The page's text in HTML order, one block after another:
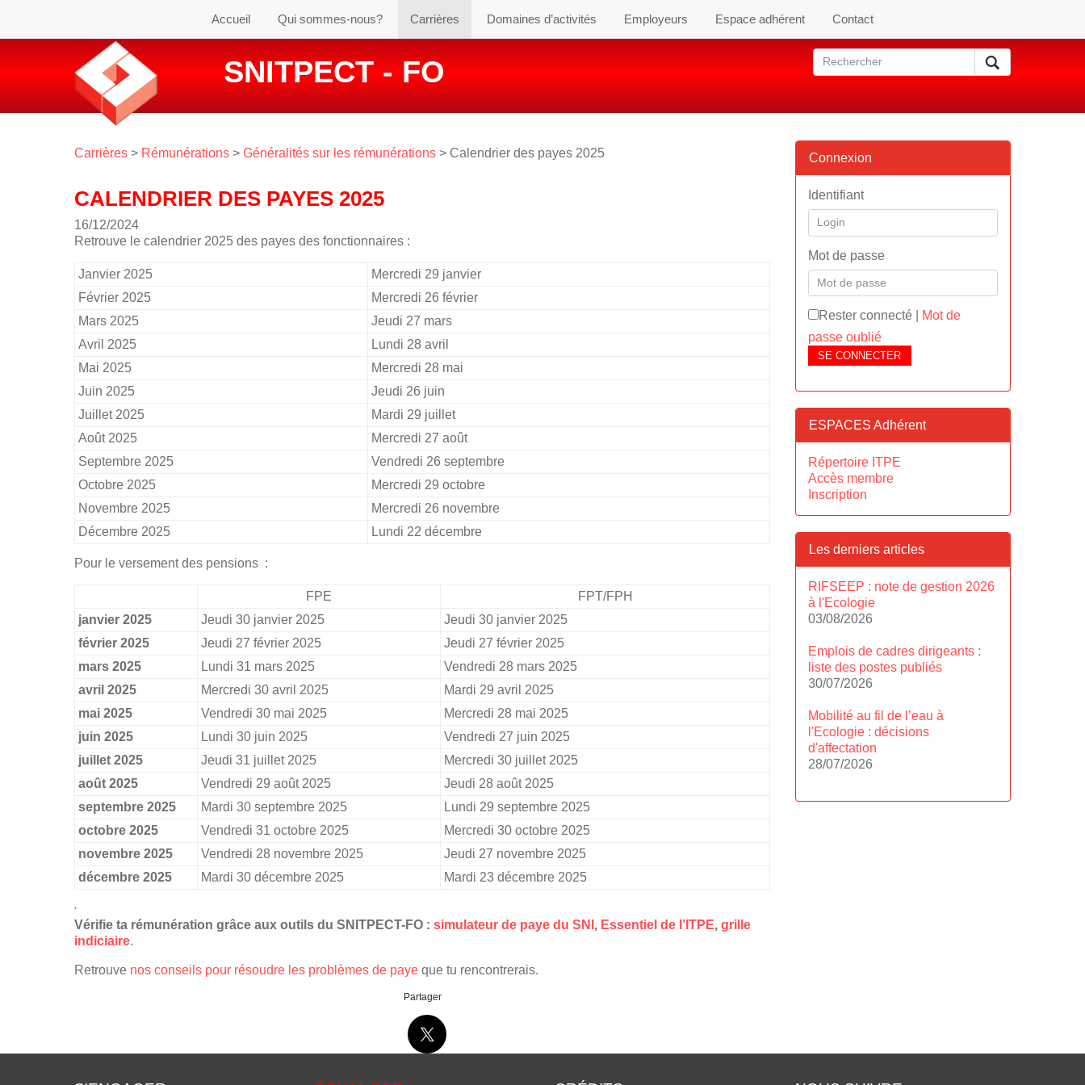
Accueil Qui sommes-nous? Carrières Domaines d’activités Employeurs Espace adhérent Contact
SNITPECT - FO
Carrières > Rémunérations > Généralités sur les rémunérations > Calendrier des payes 2025
CALENDRIER DES PAYES 2025
16/12/2024
Retrouve le calendrier 2025 des payes des fonctionnaires :
Janvier 2025
Mercredi 29 janvier
Février 2025
Mercredi 26 février
Mars 2025
Jeudi 27 mars
Avril 2025
Lundi 28 avril
Mai 2025
Mercredi 28 mai
Juin 2025
Jeudi 26 juin
Juillet 2025
Mardi 29 juillet
Août 2025
Mercredi 27 août
Septembre 2025
Vendredi 26 septembre
Octobre 2025
Mercredi 29 octobre
Novembre 2025
Mercredi 26 novembre
Décembre 2025
Lundi 22 décembre
Pour le versement des pensions :
FPE
FPT/FPH
janvier 2025
Jeudi 30 janvier 2025
Jeudi 30 janvier 2025
février 2025
Jeudi 27 février 2025
Jeudi 27 février 2025
mars 2025
Lundi 31 mars 2025
Vendredi 28 mars 2025
avril 2025
Mercredi 30 avril 2025
Mardi 29 avril 2025
mai 2025
Vendredi 30 mai 2025
Mercredi 28 mai 2025
juin 2025
Lundi 30 juin 2025
Vendredi 27 juin 2025
juillet 2025
Jeudi 31 juillet 2025
Mercredi 30 juillet 2025
août 2025
Vendredi 29 août 2025
Jeudi 28 août 2025
septembre 2025
Mardi 30 septembre 2025
Lundi 29 septembre 2025
octobre 2025
Vendredi 31 octobre 2025
Mercredi 30 octobre 2025
novembre 2025
Vendredi 28 novembre 2025
Jeudi 27 novembre 2025
décembre 2025
Mardi 30 décembre 2025 Mardi 23 décembre 2025
.
Vérifie ta rémunération grâce aux outils du SNITPECT-FO : simulateur de paye du SNI , Essentiel de l’ITPE, grille
indiciaire.
Retrouve nos conseils pour résoudre les problèmes de paye que tu rencontrerais.
Partager
Connexion
Identifiant
Mot de passe
Rester connecté|
Mot de
passe oublié
SE CONNECTER
ESPACES Adhérent
Répertoire ITPE
Accès membre
Inscription
Les derniers articles
RIFSEEP : note de gestion 2026
à l'Ecologie
03/08/2026
Emplois de cadres dirigeants :
liste des postes publiés
30/07/2026
Mobilité au fil de l’eau à
l'Ecologie : décisions
d'affectation
28/07/2026